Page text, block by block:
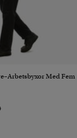
Med Fem
Från
Till